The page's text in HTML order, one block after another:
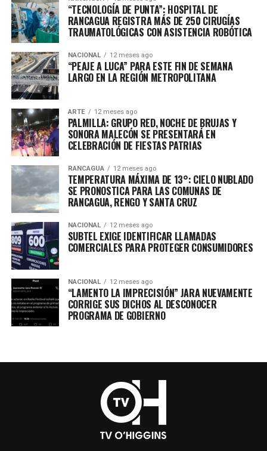
“TECNOLOGÍA DE PUNTA”: HOSPITAL DE
RANCAGUA REGISTRA MÁS DE 250 CIRUGÍAS
TRAUMATOLÓGICAS CON ASISTENCIA ROBÓTICA
NACIONAL 12 meses ago
“PEAJE A LUCA” PARA ESTE FIN DE SEMANA
LARGO EN LA REGIÓN METROPOLITANA
ARTE 12 meses ago
PALMILLA: GRUPO RED, NOCHE DE BRUJAS Y
SONORA MALECÓN SE PRESENTARÁ EN
CELEBRACIÓN DE FIESTAS PATRIAS
RANCAGUA 12 meses ago
TEMPERATURA MÁXIMA DE 13°: CIELO NUBLADO
SE PRONOSTICA PARA LAS COMUNAS DE
RANCAGUA, RENGO Y SANTA CRUZ
NACIONAL 12 meses ago
SUBTEL EXIGE IDENTIFICAR LLAMADAS
COMERCIALES PARA PROTEGER CONSUMIDORES
NACIONAL 12 meses ago
“LAMENTO LA IMPRECISIÓN” JARA NUEVAMENTE
CORRIGE SUS DICHOS AL DESCONOCER
PROGRAMA DE GOBIERNO